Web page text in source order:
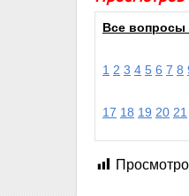
Все вопросы
1 2 3 4 5 6 7 8
17 18 19 20 21